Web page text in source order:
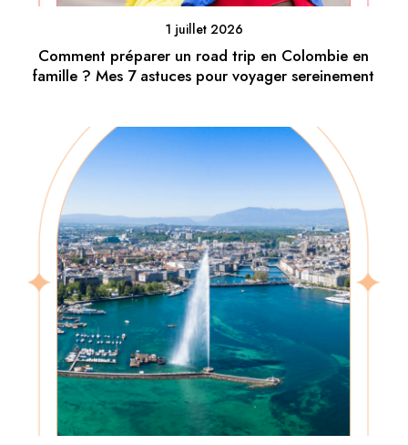
1 juillet 2026
Comment préparer un road trip en Colombie en
famille ? Mes 7 astuces pour voyager sereinement